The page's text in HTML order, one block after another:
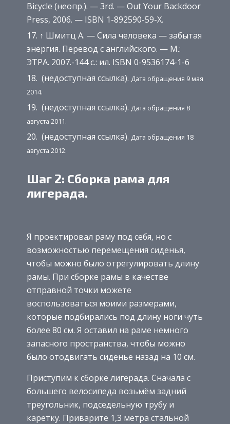
Bicycle (неопр.). — 3rd. — Out Your Backdoor
Press, 2006. — ISBN 1-892590-59-X.
↑ Шмитц А. — Сила человека — забытая
энергия. Перевод с английского. — М.:
ЭТРА. 2007.-144 с.: ил. ISBN 0-9536174-1-6
(недоступная ссылка). Дата обращения 9 мая
2014.
(недоступная ссылка). Дата обращения 8
августа 2011.
(недоступная ссылка). Дата обращения 18
августа 2012.
Шаг 2: Сборка рама для
лигерада.
Я проектировал раму под себя, но с
возможностью перемещения сиденья,
чтобы можно было отрегулировать длину
рамы. При сборке рамы в качестве
отправной точки можете
воспользоваться моими размерами,
которые подбирались под длину ноги чуть
более 80 см. Я оставил на раме немного
запасного пространства, чтобы можно
было отодвигать сиденье назад на 10 см.
Приступим к сборке лигерада. Сначала с
большего велосипеда возьмём задний
треугольник, подседельную трубу и
каретку. Приварите 1,3 метра стальной